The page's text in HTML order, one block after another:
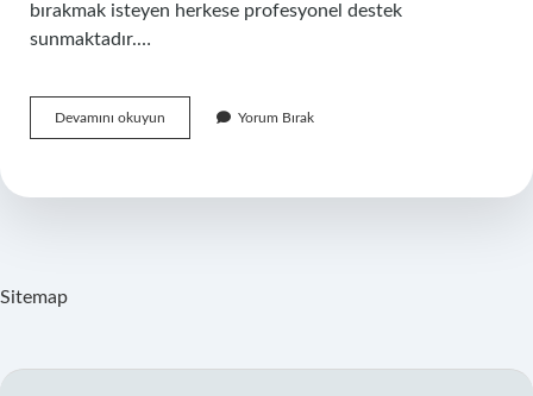
bırakmak isteyen herkese profesyonel destek
sunmaktadır.…
Devamını okuyun
Bırakma
Ilacı
Yorum Bırak
Sitemap